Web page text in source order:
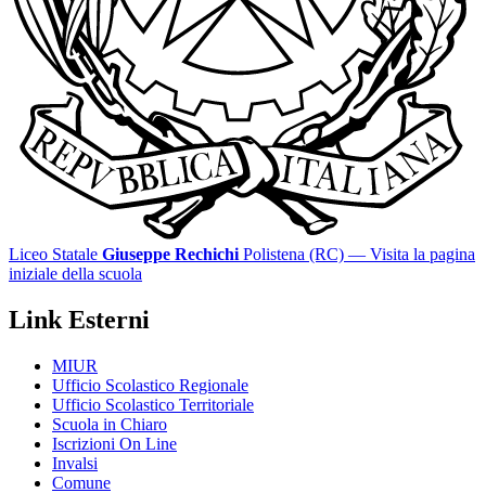
Liceo Statale Giuseppe Rechichi Polistena (RC) — Visita la pagina
iniziale della scuola
Link Esterni
MIUR
Ufficio Scolastico Regionale
Ufficio Scolastico Territoriale
Scuola in Chiaro
Iscrizioni On Line
Invalsi
Comune